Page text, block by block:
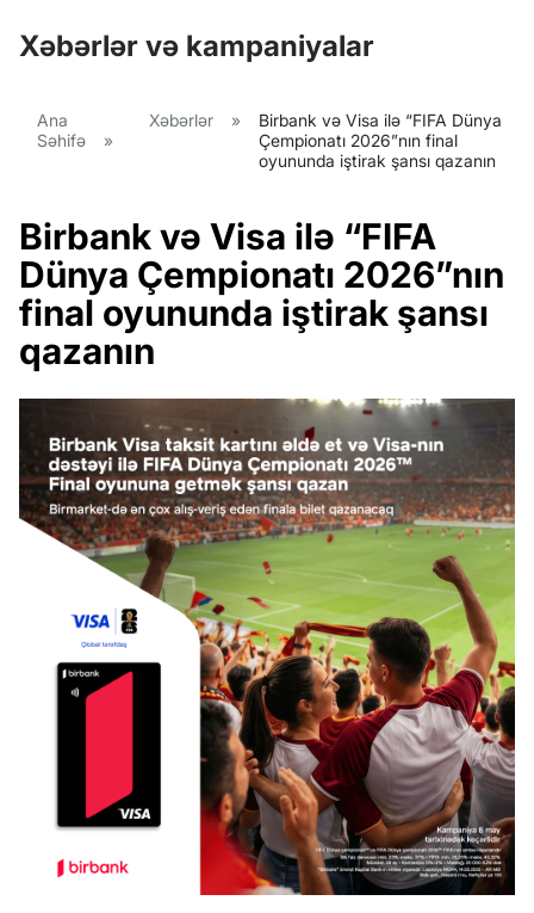
Xəbərlər və kampaniyalar
Ana
Səhifə
»
Xəbərlər »
Birbank və Visa ilə “FIFA Dünya
Çempionatı 2026”nın final
oyununda iştirak şansı qazanın
Birbank və Visa ilə “FIFA
Dünya Çempionatı 2026”nın
final oyununda iştirak şansı
qazanın